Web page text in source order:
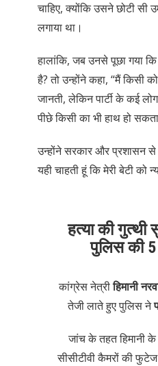
चाहिए, क्योंकि उसने छोटी सी
लगाया था।
हालांकि, जब उनसे पूछा गया
है? तो उन्होंने कहा, “मैं किसी
जानती, लेकिन पार्टी के कई
पीछे किसी का भी हाथ हो
उन्होंने सरकार और प्रशासन से
यही चाहती हूं कि मेरी बेटी को
हत्या की
पुलिस की 5
कांग्रेस नेत्रीहिमानी
तेजी लाते हुए पुलिस ने
जांच के तहत हिमानी
सीसीटीवी कैमरों की